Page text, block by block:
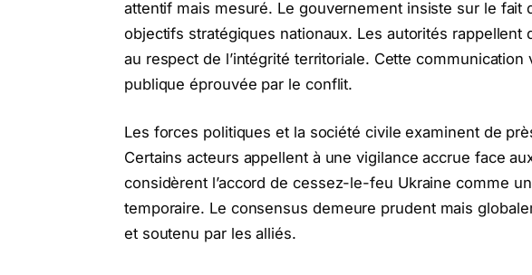
attentif mais mesuré. Le gouvernement insiste sur le fait
objectifs stratégiques nationaux. Les autorités
au respect de l’intégrité territoriale. Cette
publique éprouvée par le conflit.
Les forces politiques et la société civile examinent de
Certains acteurs appellent à une vigilance accrue face
considèrent l’accord de cessez-le-feu Ukraine comme
temporaire. Le consensus demeure prudent mais
et soutenu par les alliés.